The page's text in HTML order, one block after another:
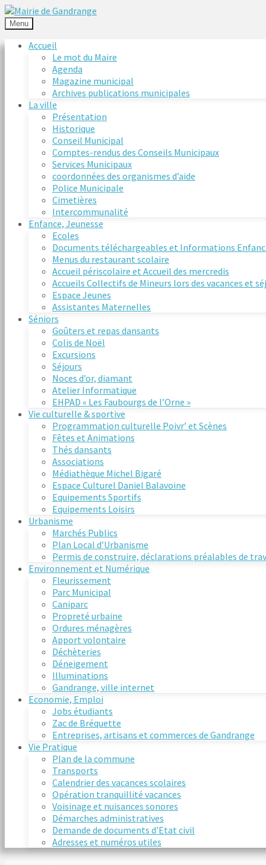
Menu
Accueil
Le mot du Maire
Agenda
Magazine municipal
Archives publications municipales
La ville
Présentation
Historique
Conseil Municipal
Comptes-rendus des Conseils Municipaux
Services Municipaux
coordonnées des organismes d’aide
Police Municipale
Cimetières
Intercommunalité
Enfance, Jeunesse
Ecoles
Documents téléchargeables et Informations
Menus du restaurant scolaire
Accueil périscolaire et Accueil des mercredis
Accueils Collectifs de Mineurs lors des vacances et
Espace Jeunes
Assistantes Maternelles
Séniors
Goûters et repas dansants
Colis de Noël
Excursions
Séjours
Noces d’or, diamant
Atelier Informatique
EHPAD « Les Faubourgs de l’Orne »
Vie culturelle & sportive
Programmation culturelle Poivr’ et Scènes
Fêtes et Animations
Thés dansants
Associations
Médiathèque Michel Bigaré
Espace Culturel Daniel Balavoine
Equipements Sportifs
Equipements Loisirs
Urbanisme
Marchés Publics
Plan Local d’Urbanisme
Permis de construire, déclarations préalables de
Environnement et Numérique
Fleurissement
Parc Municipal
Caniparc
Propreté urbaine
Ordures ménagères
Apport volontaire
Déchèteries
Déneigement
Illuminations
Gandrange, ville internet
Economie, Emploi
Jobs étudiants
Zac de Bréquette
Entreprises, artisans et commerces de Gandrange
Vie Pratique
Plan de la commune
Transports
Calendrier des vacances scolaires
Opération tranquillité vacances
Voisinage et nuisances sonores
Démarches administratives
Demande de documents d’Etat civil
Adresses et numéros utiles